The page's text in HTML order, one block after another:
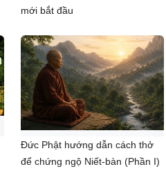
mới bắt đầu
Đức Phật hướng dẫn cách thở
để chứng ngộ Niết-bàn (Phần I)